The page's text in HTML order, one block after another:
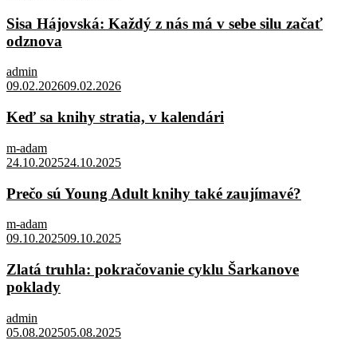
Sisa Hájovská: Každý z nás má v sebe silu začať
odznova
admin
09.02.202609.02.2026
Keď sa knihy stratia, v kalendári
m-adam
24.10.202524.10.2025
Prečo sú Young Adult knihy také zaujímavé?
m-adam
09.10.202509.10.2025
Zlatá truhla: pokračovanie cyklu Šarkanove
poklady
admin
05.08.202505.08.2025